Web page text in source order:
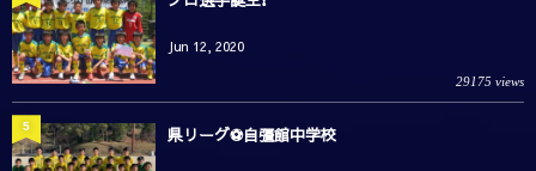
Jun 12, 2020
29175 views
県リーグ⚽️自彊館中学校
5